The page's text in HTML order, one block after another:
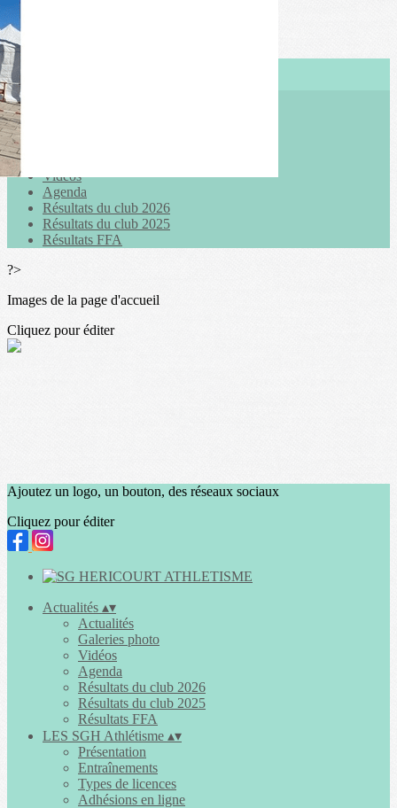
Exporter les lignes sélectionnées
Menu
<
>
Vidéos
Agenda
Résultats du club 2026
Résultats du club 2025
Résultats FFA
?>
Images de la page d'accueil
Cliquez pour éditer
Ajoutez un logo, un bouton, des réseaux sociaux
Cliquez pour éditer
Actualités ▴▾
Actualités
Galeries photo
Vidéos
Agenda
Résultats du club 2026
Résultats du club 2025
Résultats FFA
LES SGH Athlétisme ▴▾
Présentation
Entraînements
Types de licences
Adhésions en ligne